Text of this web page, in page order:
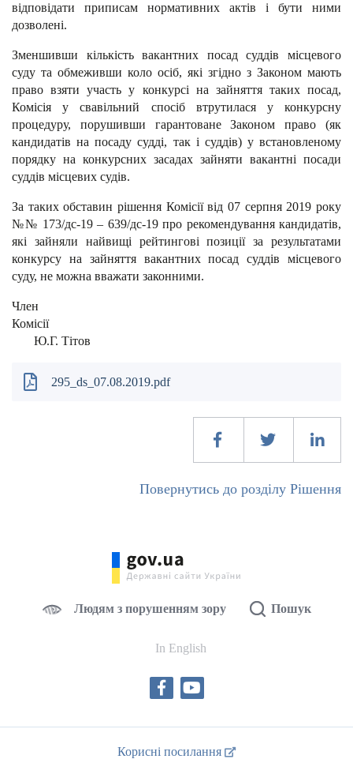
відповідати приписам нормативних актів і бути ними
дозволені.
Зменшивши кількість вакантних посад суддів місцевого
суду та обмеживши коло осіб, які згідно з Законом мають
право взяти участь у конкурсі на зайняття таких посад,
Комісія у свавільний спосіб втрутилася у конкурсну
процедуру, порушивши гарантоване Законом право (як
кандидатів на посаду судді, так і суддів) у встановленому
порядку на конкурсних засадах зайняти вакантні посади
суддів місцевих судів.
За таких обставин рішення Комісії від 07 серпня 2019 року
№№ 173/дс-19 – 639/дс-19 про рекомендування кандидатів,
які зайняли найвищі рейтингові позиції за результатами
конкурсу на зайняття вакантних посад суддів місцевого
суду, не можна вважати законними.
Член
Ю.Г. Тітов
295_ds_07.08.2019.pdf
Повернутись до розділу Рішення
Людям з порушенням зору Пошук
In English
Корисні посилання